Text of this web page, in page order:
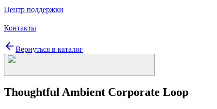
Центр поддержки
Контакты
Вернуться в каталог
Thoughtful Ambient Corporate Loop